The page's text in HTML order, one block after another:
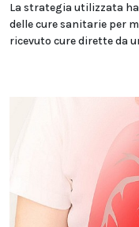
La strategia utilizzata
delle cure sanitarie per
ricevuto cure dirette da